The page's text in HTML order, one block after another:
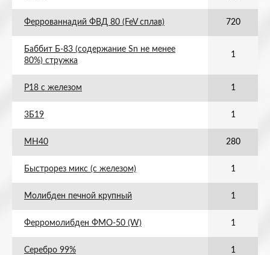
Феррованнадий ФВД 80 (FeV сплав) 720
Баббит Б-83 (содержание Sn не менее
80%) стружка
1
Р18 с железом 1
3Б19 1
МН40 280
Быстрорез микс (с железом) 1
Молибден печной крупный 1
Ферромолибден ФМО-50 (W) 1
Серебро 99% 1